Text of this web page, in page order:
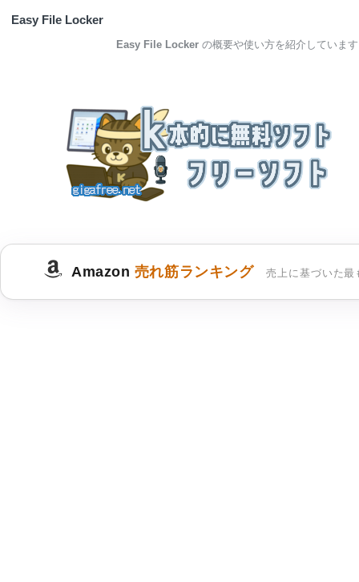
Easy File Locker
Easy File Locker の概要や使い方を紹介しています
Amazon 売れ筋ランキング 売上に基づいた最